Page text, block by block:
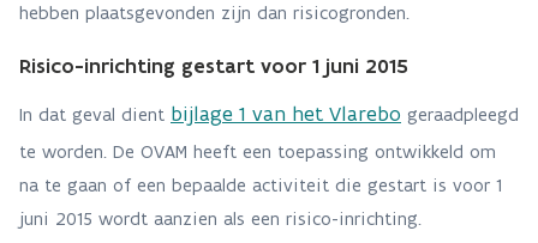
hebben plaatsgevonden zijn dan risicogronden.
Risico-inrichting gestart voor 1 juni 2015
In dat geval dient bijlage 1 van het Vlarebo geraadpleegd
te worden. De OVAM heeft een toepassing ontwikkeld om
na te gaan of een bepaalde activiteit die gestart is voor 1
juni 2015 wordt aanzien als een risico-inrichting.